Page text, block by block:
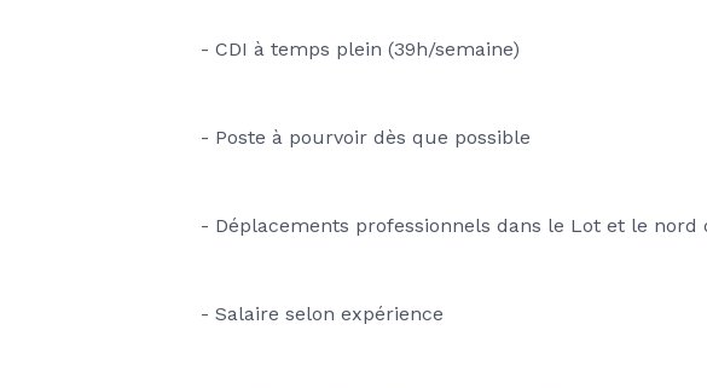
- CDI à temps plein (39h/semaine)
- Poste à pourvoir dès que possible
- Déplacements professionnels dans le Lot et le nord
- Salaire selon expérience